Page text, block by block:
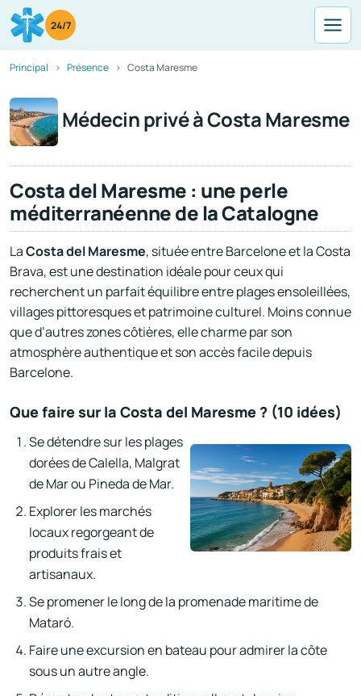
24/7
Principal Présence Costa Maresme
Médecin privé à Costa Maresme
Costa del Maresme : une perle
méditerranéenne de la Catalogne
LaCosta del Maresme, située entre Barcelone et la Costa
Brava, est une destination idéale pour ceux qui
recherchent un parfait équilibre entre plages ensoleillées,
villages pittoresques et patrimoine culturel. Moins connue
que d’autres zones côtières, elle charme par son
atmosphère authentique et son accès facile depuis
Barcelone.
Que faire sur la Costa del Maresme ? (10 idées)
Se détendre sur les plages
dorées de Calella, Malgrat
de Mar ou Pineda de Mar.
Explorer les marchés
locaux regorgeant de
produits frais et
artisanaux.
Se promener le long de la promenade maritime de
Mataró.
Faire une excursion en bateau pour admirer la côte
sous un autre angle.